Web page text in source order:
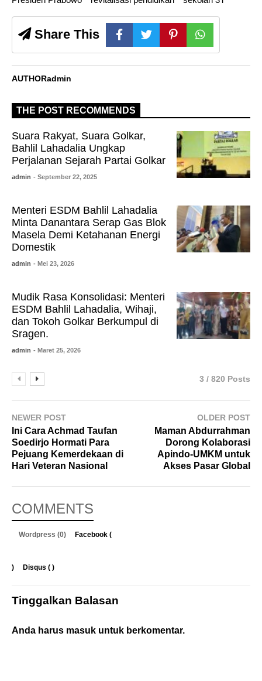
Share This
AUTHORadmin
THE POST RECOMMENDS
Suara Rakyat, Suara Golkar,
Bahlil Lahadalia Ungkap
Perjalanan Sejarah Partai Golkar
admin - September 22, 2025
Menteri ESDM Bahlil Lahadalia
Minta Danantara Serap Gas Blok
Masela Demi Ketahanan Energi
Domestik
admin - Mei 23, 2026
Mudik Rasa Konsolidasi: Menteri
ESDM Bahlil Lahadalia, Wihaji,
dan Tokoh Golkar Berkumpul di
Sragen.
admin - Maret 25, 2026
3 / 820 Posts
NEWER POST
Ini Cara Achmad Taufan
Soedirjo Hormati Para
Pejuang Kemerdekaan di
Hari Veteran Nasional
OLDER POST
Maman Abdurrahman
Dorong Kolaborasi
Apindo-UMKM untuk
Akses Pasar Global
COMMENTS
Wordpress (0) Facebook (
) Disqus ( )
Tinggalkan Balasan
Anda harus masuk untuk berkomentar.